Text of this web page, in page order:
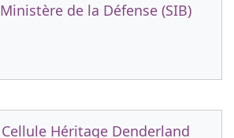
Ministère de la Défense (SIB)
Cellule Héritage Denderland